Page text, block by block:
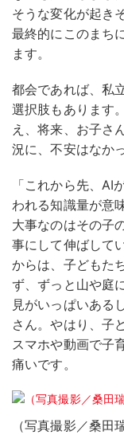
そうな変化が起き
最終的にこのまち
ます。
都会であれば、私
選択肢もあります
え、将来、お子さ
況に、不安はなか
「これから先、AI
われる知識量が意
大事なのはその子
事にして伸ばして
からは、子どもた
ず、ずっと山や庭
見がいっぱいある
さん。やはり、子
スマホや動画で子
痛いです。
（写真撮影／桑田